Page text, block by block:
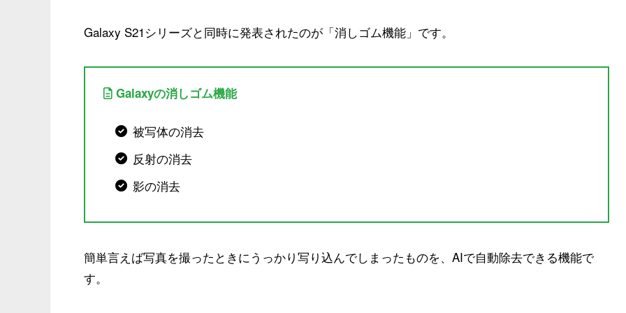
Galaxy S21シリーズと同時に発表されたのが 「消しゴム機能」 です。
Galaxyの消しゴム機能
被写体の消去
反射の消去
影の消去
簡単言えば写真を撮ったときにうっかり写り込んでしまったものを、AIで自動除去できる機能で
す。